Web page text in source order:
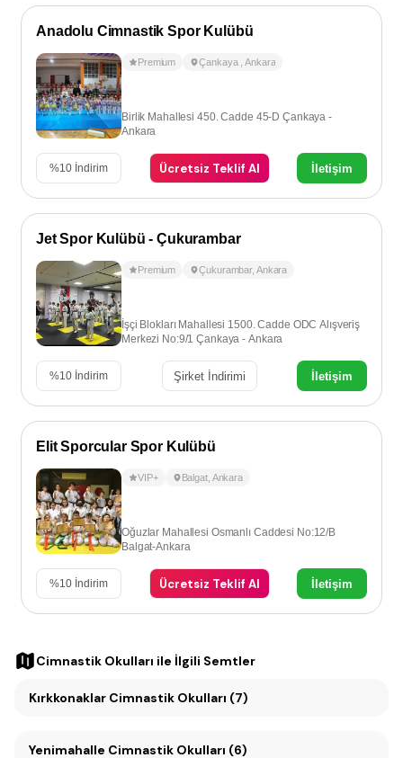
Anadolu Cimnastik Spor Kulübü
Premium Çankaya ,Ankara
Birlik Mahallesi 450. Cadde 45-D Çankaya -
Ankara
%10 İndirim Ücretsiz Teklif Al İletişim
Jet Spor Kulübü - Çukurambar
Premium Çukurambar, Ankara
İşçi Blokları Mahallesi 1500. Cadde ODC Alışveriş
Merkezi No:9/1 Çankaya - Ankara
%10 İndirim Şirket İndirimi İletişim
Elit Sporcular Spor Kulübü
VIP+ Balgat, Ankara
Oğuzlar Mahallesi Osmanlı Caddesi No:12/B
Balgat-Ankara
%10 İndirim Ücretsiz Teklif Al İletişim
Cimnastik Okulları ile İlgili Semtler
Kırkkonaklar Cimnastik Okulları (7)
Yenimahalle Cimnastik Okulları (6)